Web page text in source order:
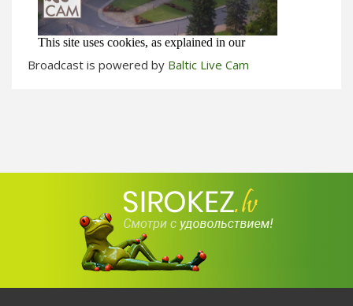
Broadcast is powered by Baltic Live Cam